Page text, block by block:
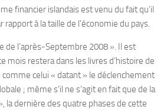
financier islandais est venu du fait qu’il
à la taille de l’économie du pays.
de l’après-Septembre 2008 ». Il est
mois restera dans les livres d’histoire de
comme celui « datant » le déclenchement
; même s’il ne s’agit en fait que de la
la dernière des quatre phases de cette